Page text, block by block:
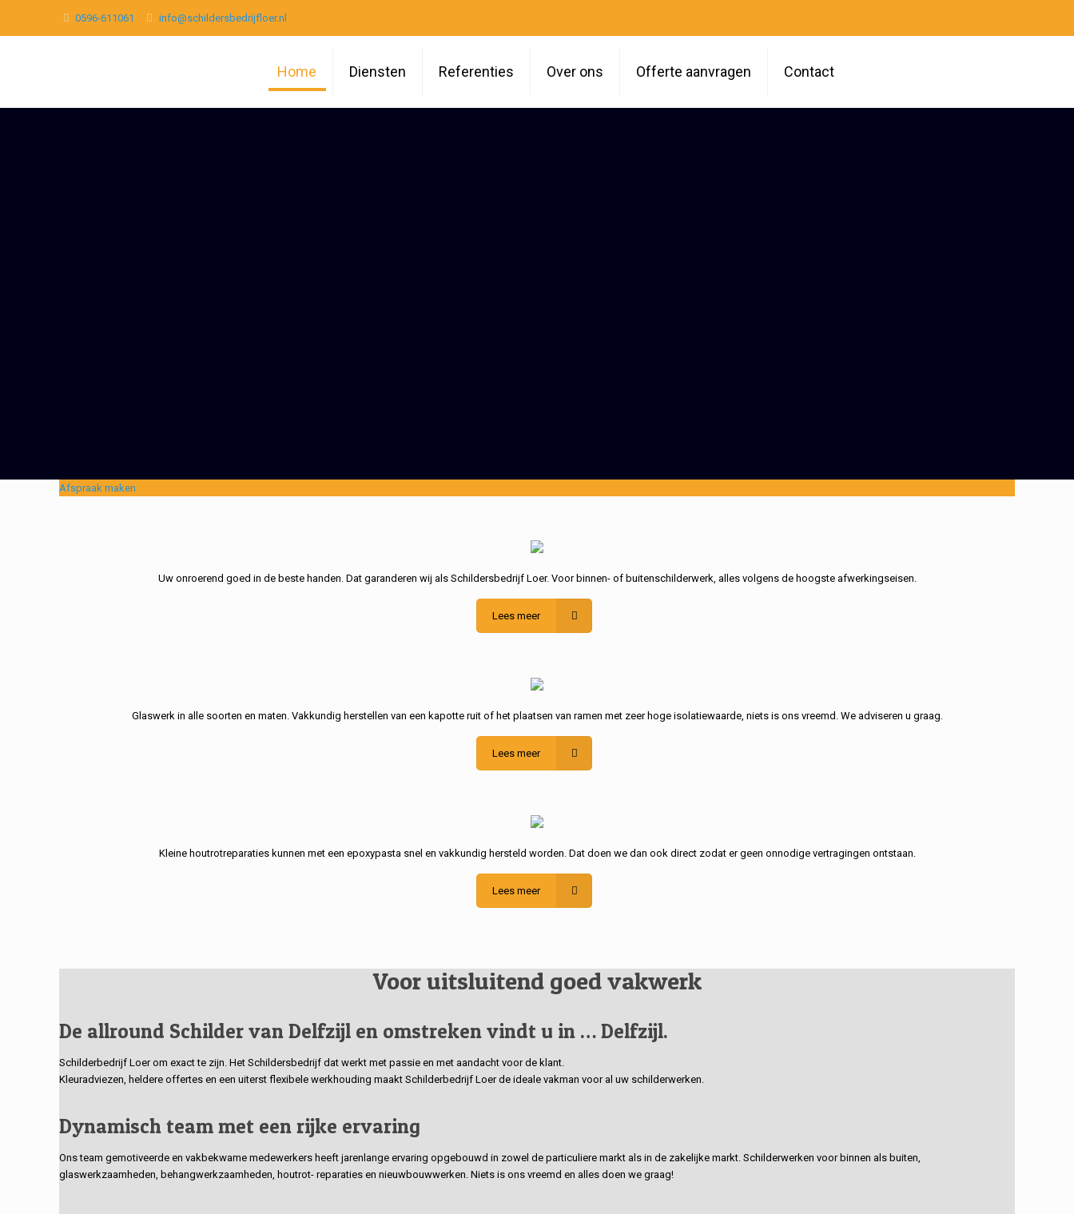
0596-611061 info@schildersbedrijfloer.nl
Home Diensten Referenties Over ons Offerte aanvragen Contact
Afspraak maken
Uw onroerend goed in de beste handen. Dat garanderen wij als Schildersbedrijf Loer. Voor binnen- of buitenschilderwerk, alles volgens de hoogste afwerkingseisen.
Lees meer
Glaswerk in alle soorten en maten. Vakkundig herstellen van een kapotte ruit of het plaatsen van ramen met zeer hoge isolatiewaarde, niets is ons vreemd. We adviseren u graag.
Lees meer
Kleine houtrotreparaties kunnen met een epoxypasta snel en vakkundig hersteld worden. Dat doen we dan ook direct zodat er geen onnodige vertragingen ontstaan.
Lees meer
Voor uitsluitend goed vakwerk
De allround Schilder van Delfzijl en omstreken vindt u in … Delfzijl.
Schilderbedrijf Loer om exact te zijn. Het Schildersbedrijf dat werkt met passie en met aandacht voor de klant.
Kleuradviezen, heldere offertes en een uiterst flexibele werkhouding maakt Schilderbedrijf Loer de ideale vakman voor al uw schilderwerken.
Dynamisch team met een rijke ervaring
Ons team gemotiveerde en vakbekwame medewerkers heeft jarenlange ervaring opgebouwd in zowel de particuliere markt als in de zakelijke markt. Schilderwerken voor binnen als buiten,
glaswerkzaamheden, behangwerkzaamheden, houtrot- reparaties en nieuwbouwwerken. Niets is ons vreemd en alles doen we graag!